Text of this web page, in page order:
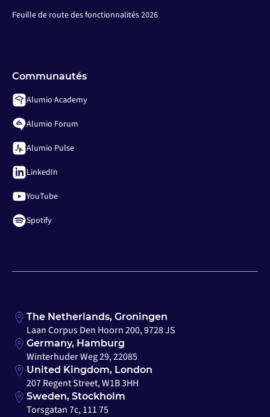
Feuille de route des fonctionnalités 2026
Communautés
Alumio Academy
Alumio Forum
Alumio Pulse
LinkedIn
YouTube
Spotify
The Netherlands, Groningen
Laan Corpus Den Hoorn 200, 9728 JS
Germany, Hamburg
Winterhuder Weg 29, 22085
United Kingdom, London
207 Regent Street, W1B 3HH
Sweden, Stockholm
Torsgatan 7c, 111 75